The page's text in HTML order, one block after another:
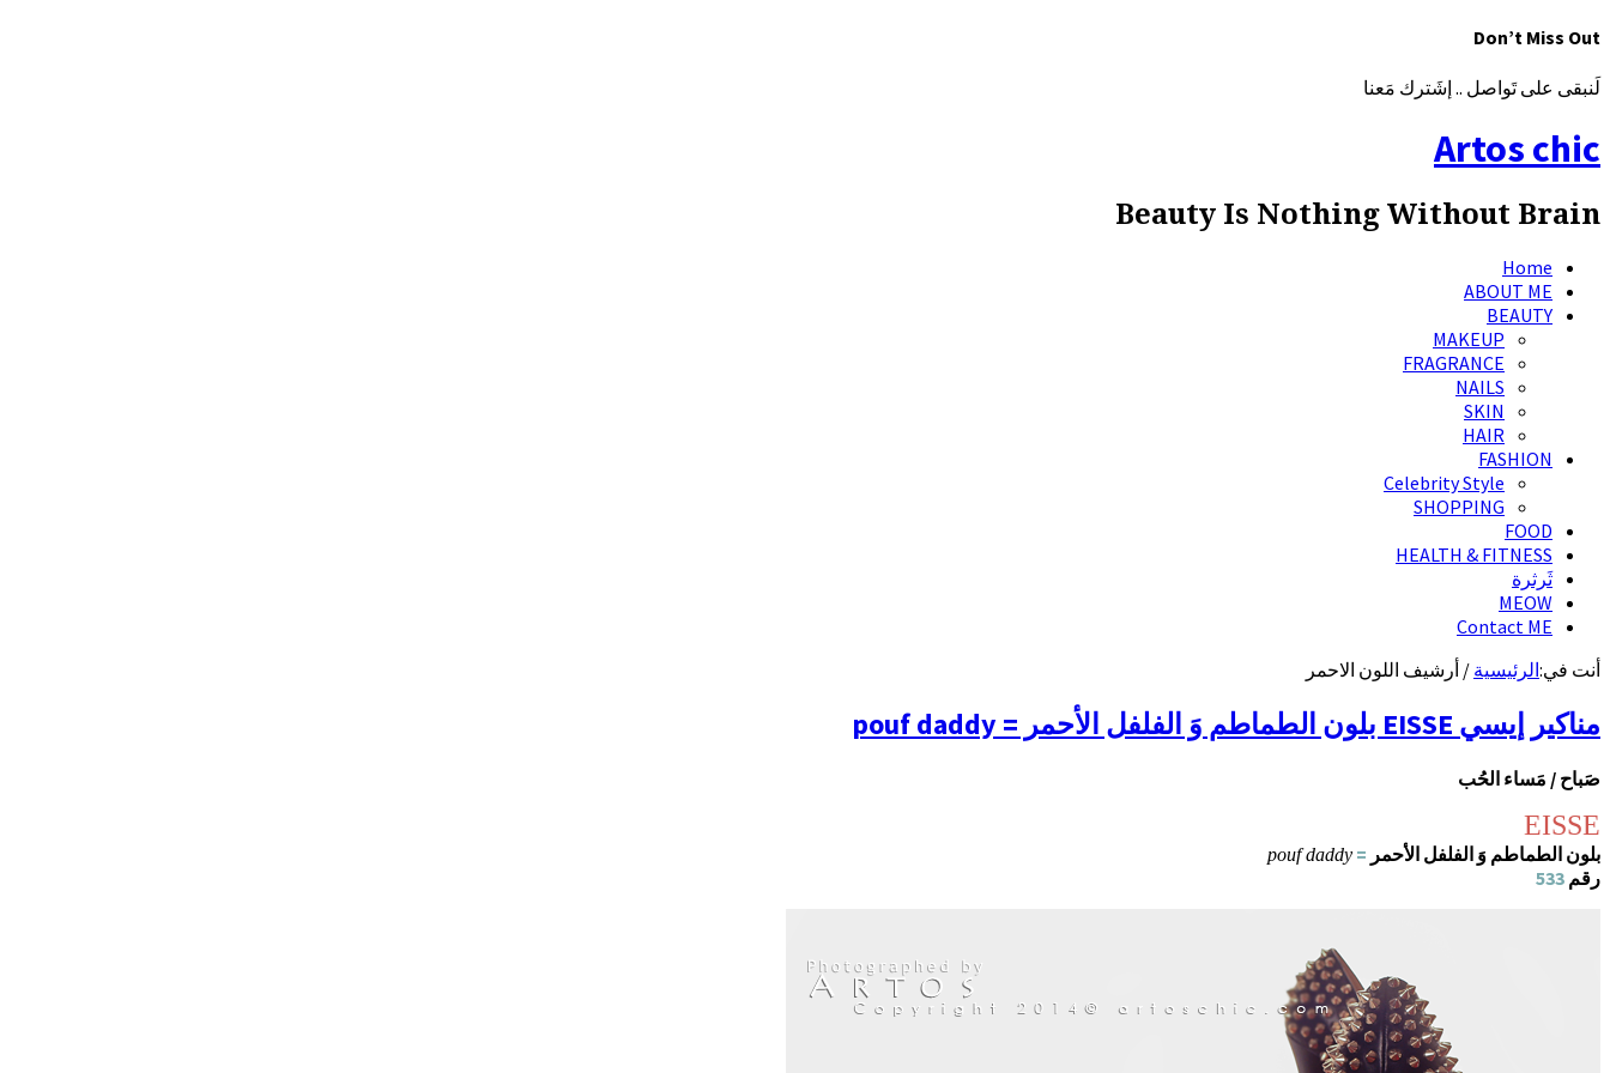
Don’t Miss Out
لَنبقى على تَواصل .. إشَترك مَعنا
Artos chic
Beauty Is Nothing Without Brain
Home
ABOUT ME
BEAUTY
MAKEUP
FRAGRANCE
NAILS
SKIN
HAIR
FASHION
Celebrity Style
SHOPPING
FOOD
HEALTH & FITNESS
ثَرثرة
MEOW
Contact ME
أنت في:الرئيسية / أرشيف اللون الاحمر
مناكير إيسي EISSE بلون الطماطم وَ الفلفل الأحمر = pouf daddy‏
صَباح / مَساء الحُب
EISSE
بلون الطماطم وَ الفلفل الأحمر =
pouf daddy
رقم 533